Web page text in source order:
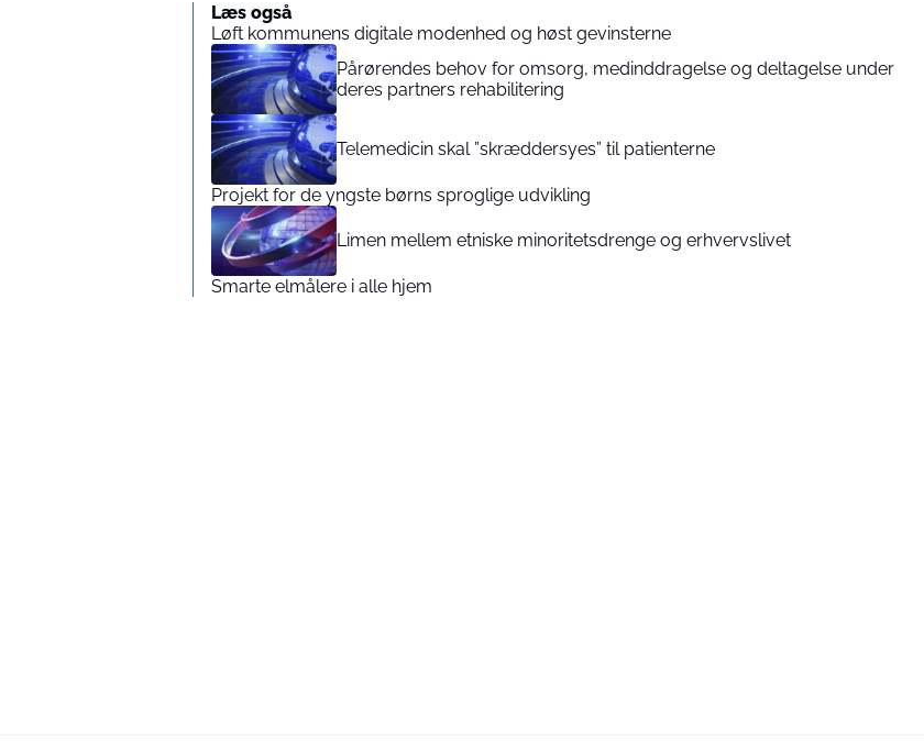
Læs også
Løft kommunens digitale modenhed og høst gevinsterne
Pårørendes behov for omsorg, medinddragelse og deltagelse under
deres partners rehabilitering
Telemedicin skal ”skræddersyes” til patienterne
Projekt for de yngste børns sproglige udvikling
Limen mellem etniske minoritetsdrenge og erhvervslivet
Smarte elmålere i alle hjem